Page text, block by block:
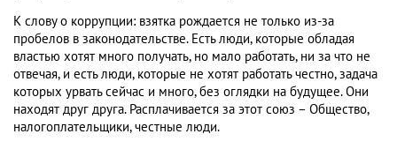
К слову о коррупции: взятка рождается не только из-за
пробелов в законодательстве. Есть люди, которые обладая
властью хотят много получать, но мало работать, ни за что не
отвечая, и есть люди, которые не хотят работать честно, задача
которых урвать сейчас и много, без оглядки на будущее. Они
находят друг друга. Расплачивается за этот союз – Общество,
налогоплательщики, честные люди.